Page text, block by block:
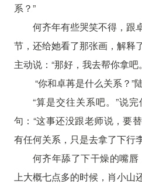
系？”
何齐年有些哭笑不得，跟
节，还给她看了那张画，解释
主动说：“那好，我去帮你拿吧
“你和卓苒是什么关系？”
“算是交往关系吧。”说
句：“这事还没跟老师说，要
有任何关系，只是去拿了下行
何齐年舔了下干燥的嘴
上大概七点多的时候，肖小山